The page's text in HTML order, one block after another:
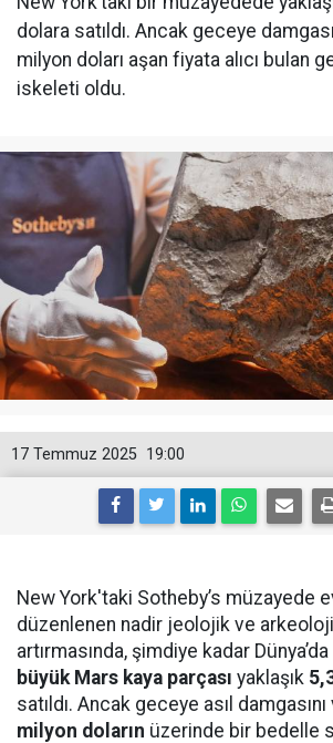
dolara satıldı. Ancak geceye
milyon doları aşan fiyata alıcı bulan
iskeleti oldu.
19:00
17 Temmuz 2025
New York'taki Sotheby’s müzayede
düzenlenen nadir jeolojik ve
artırmasında, şimdiye kadar
büyük Mars kaya parçası yaklaşık
satıldı. Ancak geceye asıl
milyon doların üzerinde bir bedelle